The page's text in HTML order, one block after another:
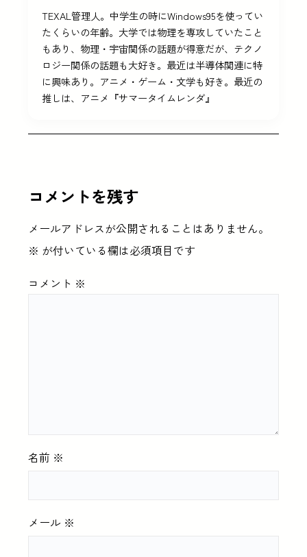
TEXAL管理人。中学生の時にWindows95を使ってい
たくらいの年齢。大学では物理を専攻していたこと
もあり、物理・宇宙関係の話題が得意だが、テクノ
ロジー関係の話題も大好き。最近は半導体関連に特
に興味あり。アニメ・ゲーム・文学も好き。最近の
推しは、アニメ『サマータイムレンダ』
コメントを残す
メールアドレスが公開されることはありません。
※ が付いている欄は必須項目です
コメント ※
名前 ※
メール ※